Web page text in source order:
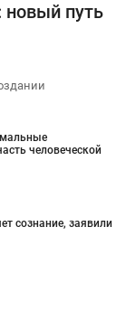
новый путь
человеческой
сознание, заявили